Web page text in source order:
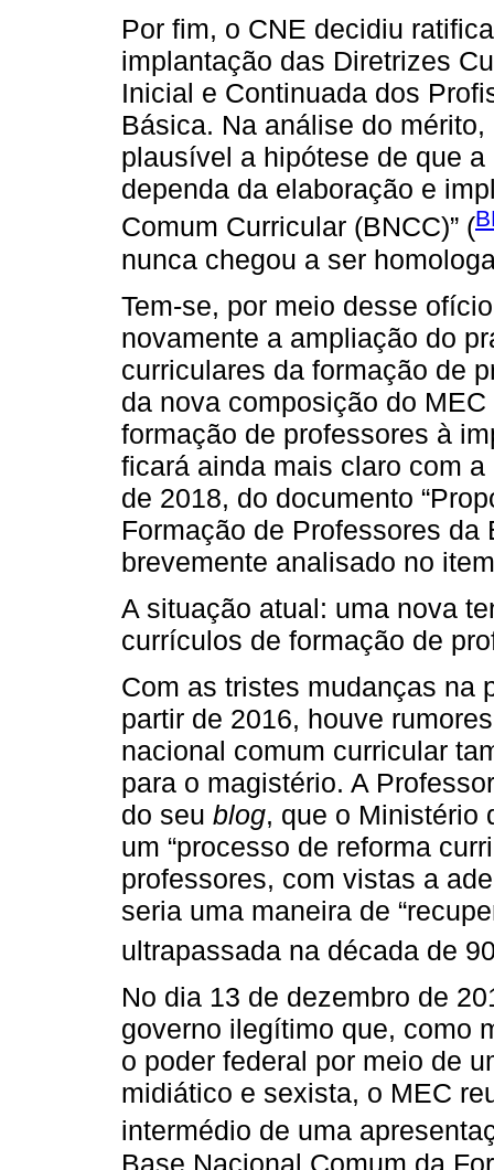
Por fim, o CNE decidiu
implantação das Diretrizes
Inicial e Continuada dos
Básica. Na análise do
plausível a hipótese de que
dependa da elaboração e
Comum Curricular (BNCC)” (
nunca chegou a ser
Tem-se, por meio desse
novamente a ampliação do
curriculares da formação de
da nova composição do
formação de professores à
ficará ainda mais claro com
de 2018, do documento
Formação de Professores da
brevemente analisado no
A situação atual: uma nova
currículos de formação de
Com as tristes mudanças na
partir de 2016, houve
nacional comum curricular
para o magistério. A
do seu blog, que o Ministério
um “processo de reforma
professores, com vistas a
seria uma maneira de
ultrapassada na década de
No dia 13 de dezembro de
governo ilegítimo que, como
o poder federal por meio de
midiático e sexista, o MEC
intermédio de uma
Base Nacional Comum da